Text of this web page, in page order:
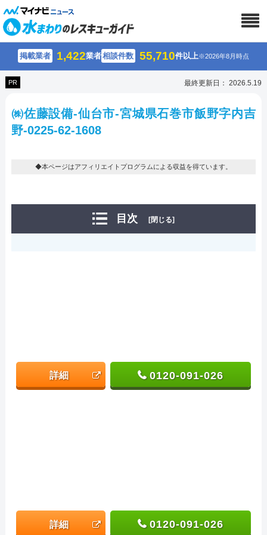
掲載業者 1,422業者相談件数 55,710件以上※2026年8月時点
PR 最終更新日： 2026.5.19
㈱佐藤設備-仙台市-宮城県石巻市飯野字内吉
野-0225-62-1608
◆本ページはアフィリエイトプログラムによる収益を得ています。
目次 [閉じる]
詳細 0120-091-026
詳細 0120-091-026